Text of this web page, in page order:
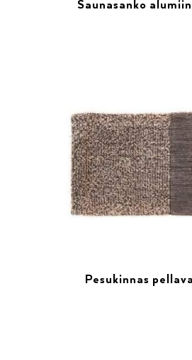
Saunasanko
Pesukinnas